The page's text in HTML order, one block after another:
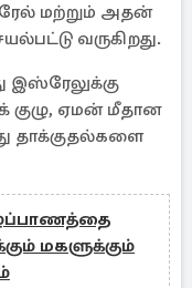
மற்றும் அதன்
வருகிறது.
ஏமன் மீதான
தாக்குதல்களை
மகளுக்கும்